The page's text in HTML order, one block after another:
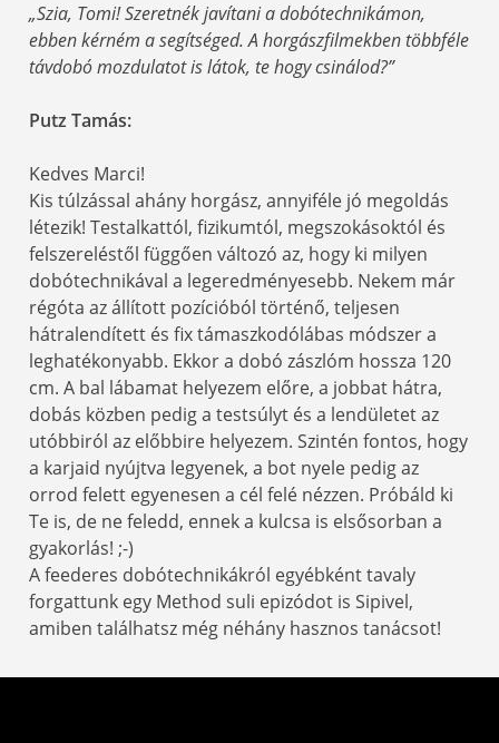
„Szia, Tomi! Szeretnék javítani a dobótechnikámon,
ebben kérném a segítséged. A horgászfilmekben többféle
távdobó mozdulatot is látok, te hogy csinálod?”
Putz Tamás:
Kedves Marci!
Kis túlzással ahány horgász, annyiféle jó megoldás
létezik! Testalkattól, fizikumtól, megszokásoktól és
felszereléstől függően változó az, hogy ki milyen
dobótechnikával a legeredményesebb. Nekem már
régóta az állított pozícióból történő, teljesen
hátralendített és fix támaszkodólábas módszer a
leghatékonyabb. Ekkor a dobó zászlóm hossza 120
cm. A bal lábamat helyezem előre, a jobbat hátra,
dobás közben pedig a testsúlyt és a lendületet az
utóbbiról az előbbire helyezem. Szintén fontos, hogy
a karjaid nyújtva legyenek, a bot nyele pedig az
orrod felett egyenesen a cél felé nézzen. Próbáld ki
Te is, de ne feledd, ennek a kulcsa is elsősorban a
gyakorlás! ;-)
A feederes dobótechnikákról egyébként tavaly
forgattunk egy Method suli epizódot is Sipivel,
amiben találhatsz még néhány hasznos tanácsot!